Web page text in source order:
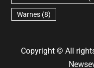
Warnes(8)
Copyright © All